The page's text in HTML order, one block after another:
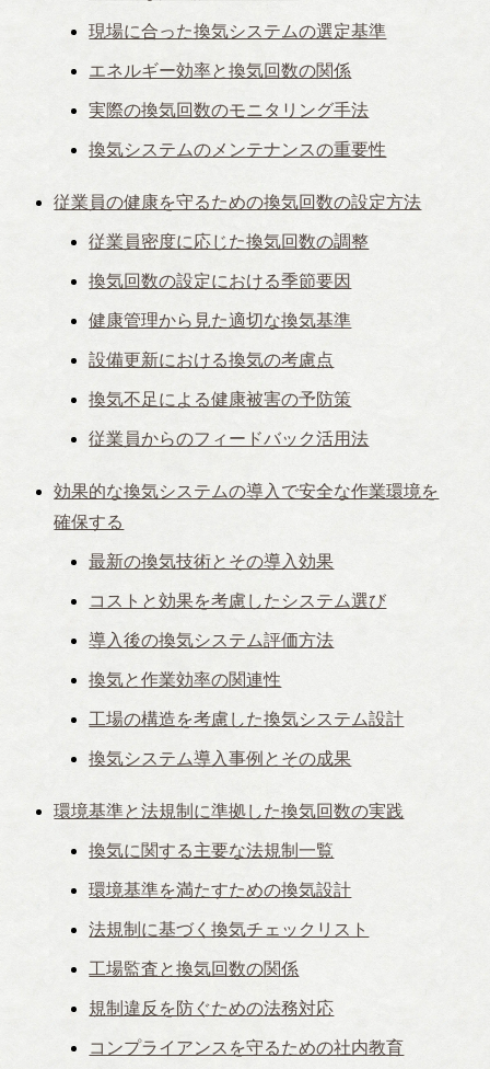
現場に合った換気システムの選定基準
エネルギー効率と換気回数の関係
実際の換気回数のモニタリング手法
換気システムのメンテナンスの重要性
従業員の健康を守るための換気回数の設定方法
従業員密度に応じた換気回数の調整
換気回数の設定における季節要因
健康管理から見た適切な換気基準
設備更新における換気の考慮点
換気不足による健康被害の予防策
従業員からのフィードバック活用法
効果的な換気システムの導入で安全な作業環境を
確保する
最新の換気技術とその導入効果
コストと効果を考慮したシステム選び
導入後の換気システム評価方法
換気と作業効率の関連性
工場の構造を考慮した換気システム設計
換気システム導入事例とその成果
環境基準と法規制に準拠した換気回数の実践
換気に関する主要な法規制一覧
環境基準を満たすための換気設計
法規制に基づく換気チェックリスト
工場監査と換気回数の関係
規制違反を防ぐための法務対応
コンプライアンスを守るための社内教育